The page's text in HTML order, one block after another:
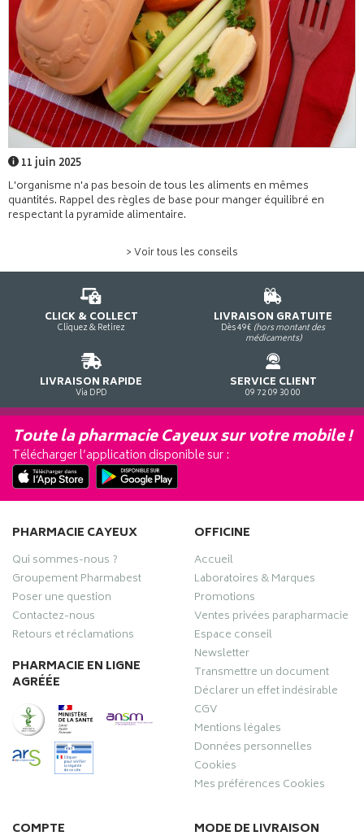
11 juin 2025
L'organisme n'a pas besoin de tous les aliments en mêmes
quantités. Rappel des règles de base pour manger équilibré en
respectant la pyramide alimentaire.
> Voir tous les conseils
CLICK & COLLECT
Cliquez & Retirez
LIVRAISON GRATUITE
Dès 49€ (hors montant des
médicaments)
LIVRAISON RAPIDE
Via DPD
SERVICE CLIENT
09 72 09 30 00
Toute la pharmacie Cayeux sur votre mobile !
Télécharger l’application disponible sur :
PHARMACIE CAYEUX
Qui sommes-nous ?
Groupement Pharmabest
Poser une question
Contactez-nous
Retours et réclamations
PHARMACIE EN LIGNE
AGRÉÉE
OFFICINE
Accueil
Laboratoires & Marques
Promotions
Ventes privées parapharmacie
Espace conseil
Newsletter
Transmettre un document
Déclarer un effet indésirable
CGV
Mentions légales
Données personnelles
Cookies
Mes préférences Cookies
COMPTE MODE DE LIVRAISON